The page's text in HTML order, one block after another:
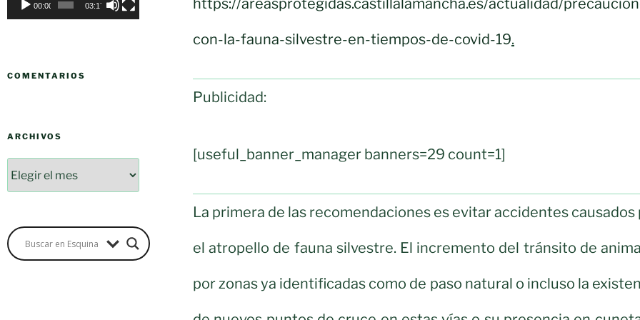
00:00 03:17
COMENTARIOS
ARCHIVOS
con-la-fauna-silvestre-en-tiempos-de-covid-19.
Publicidad:
[useful_banner_manager banners=29 count=1]
La primera de las recomendaciones es evitar accidentes causados
el atropello de fauna silvestre. El incremento del tránsito de
por zonas ya identificadas como de paso natural o incluso la